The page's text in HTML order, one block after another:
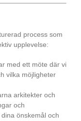
process som
upplevelse:
med ett möte där vi
vilka möjligheter
arkitekter och
och
önskemål och